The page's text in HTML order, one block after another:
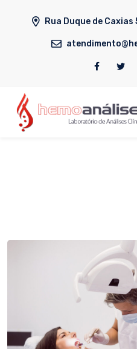
Rua Duque de